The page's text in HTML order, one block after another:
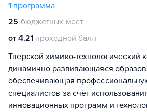
1 программа
25 бюджетных мест
от 4.21 проходной балл
Тверской химико-технологический
динамично развивающаяся
обеспечивающая
специалистов за счёт
инновационных программ и